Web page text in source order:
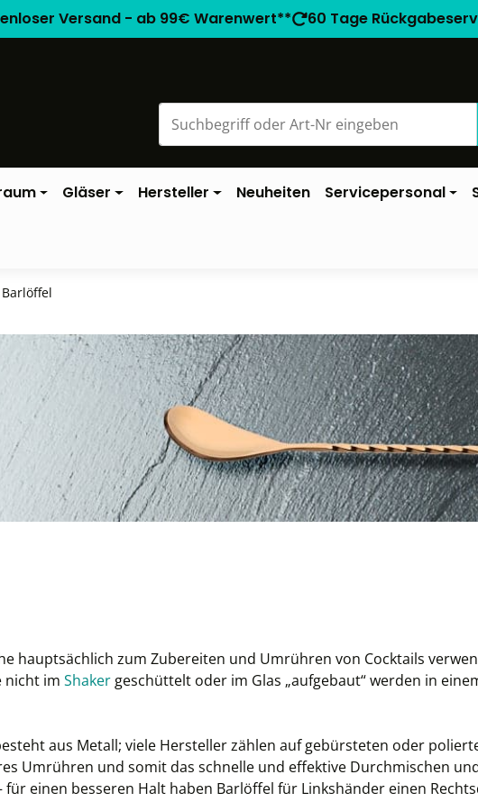
Versand - ab 99€ Warenwert** 60 Tage
Gläser Hersteller Neuheiten Servicepersonal
Barlöffel
hauptsächlich zum Zubereiten und Umrühren von Cocktails
nicht im Shaker geschüttelt oder im Glas „aufgebaut“ werden in
aus Metall; viele Hersteller zählen auf gebürsteten oder
Umrühren und somit das schnelle und effektive Durchmischen
für einen besseren Halt haben Barlöffel für Linkshänder einen